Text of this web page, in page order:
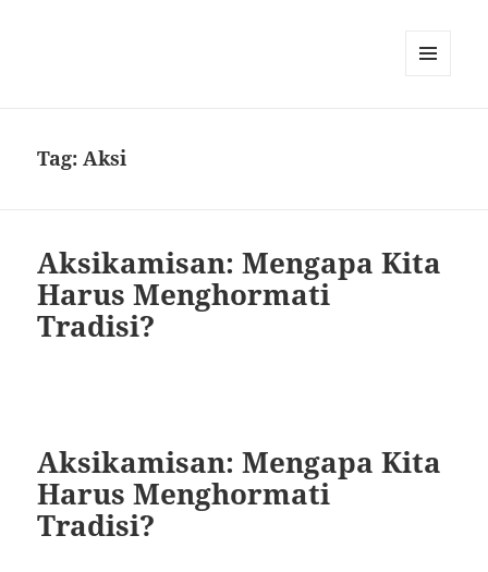
Tag:Aksi
Aksikamisan: Mengapa Kita
Harus Menghormati
Tradisi?
Aksikamisan: Mengapa Kita
Harus Menghormati
Tradisi?